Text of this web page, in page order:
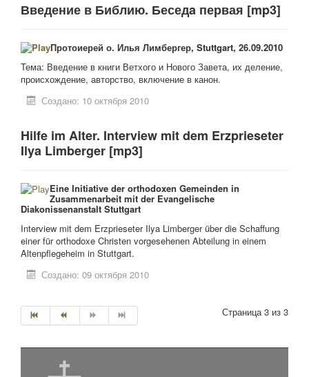
Введение в Библию. Беседa первая [mp3]
Протоиерей о. Илья Лимбергер, Stuttgart, 26.09.2010
Тема: Введение в книги Ветхого и Нового Завета, их деление,
происхождение, авторство, включение в канон.
Создано: 10 октября 2010
Hilfe im Alter. Interview mit dem Erzprieseter
Ilya Limberger [mp3]
Eine Initiative der orthodoxen Gemeinden in
Zusammenarbeit mit der Evangelische
Diakonissenanstalt Stuttgart
Interview mit dem Erzprieseter Ilya Limberger über die Schaffung
einer für orthodoxe Christen vorgesehenen Abteilung in einem
Altenpflegeheim in Stuttgart.
Создано: 09 октября 2010
Страница 3 из 3